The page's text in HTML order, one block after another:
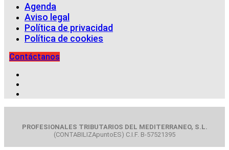
Agenda
Aviso legal
Política de privacidad
Política de cookies
Contáctanos
PROFESIONALES TRIBUTARIOS DEL MEDITERRANEO, S.L.
(CONTABILIZApuntoES) C.I.F. B-57521395